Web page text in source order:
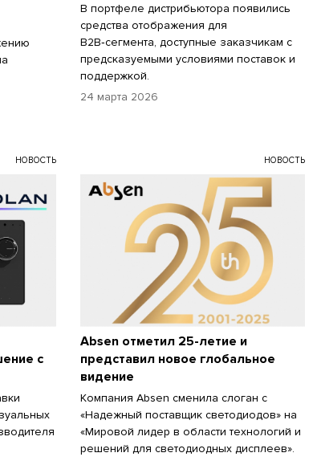
В портфеле дистрибьютора появились
средства отображения для
B2B‑сегмента, доступные заказчикам с
предсказуемыми условиями поставок и
поддержкой.
24 марта 2026
НОВОСТЬ
с
НОВОСТЬ
Absen отметил 25-летие и
представил новое глобальное
видение
Компания Absen сменила слоган с
«Надежный поставщик светодиодов» на
«Мировой лидер в области технологий и
решений для светодиодных дисплеев».